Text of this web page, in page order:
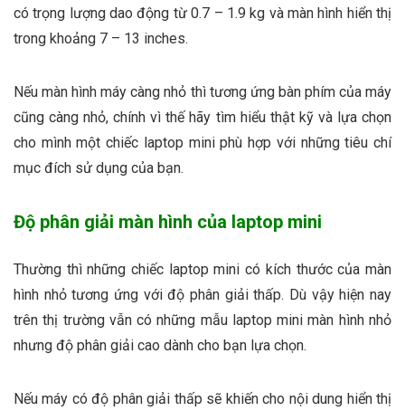
có trọng lượng dao động từ 0.7 – 1.9 kg và màn hình hiển thị
trong khoảng 7 – 13 inches.
Nếu màn hình máy càng nhỏ thì tương ứng bàn phím của máy
cũng càng nhỏ, chính vì thế hãy tìm hiểu thật kỹ và lựa chọn
cho mình một chiếc laptop mini phù hợp với những tiêu chí
mục đích sử dụng của bạn.
Độ phân giải màn hình của laptop mini
Thường thì những chiếc laptop mini có kích thước của màn
hình nhỏ tương ứng với độ phân giải thấp. Dù vậy hiện nay
trên thị trường vẫn có những mẫu laptop mini màn hình nhỏ
nhưng độ phân giải cao dành cho bạn lựa chọn.
Nếu máy có độ phân giải thấp sẽ khiến cho nội dung hiển thị